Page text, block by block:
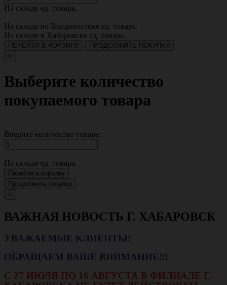
На складе ед. товара.
На складе во Владивостоке ед. товара.
На складе в Хабаровске ед. товара.
ПЕРЕЙТИ В КОРЗИНУ
ПРОДОЛЖИТЬ ПОКУПКИ
×
Выберите количество
покупаемого товара
Введите количество товара:
На складе ед. товара.
Перейти в корзину
Продолжить покупки
×
ВАЖНАЯ НОВОСТЬ Г. ХАБАРОВСК
УВАЖАЕМЫЕ КЛИЕНТЫ!
ОБРАЩАЕМ ВАШЕ ВНИМАНИЕ!!!
С 27 ИЮЛЯ ПО 16 АВГУСТА В ФИЛИАЛЕ Г.